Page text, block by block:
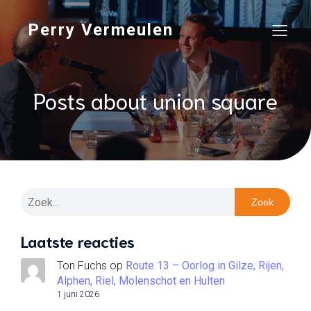
Perry Vermeulen
Posts about union square
Zoek
Laatste reacties
Ton Fuchs op Route 13 – Oorlog in Gilze, Rijen,
Alphen, Riel, Molenschot en Hulten
1 juni 2026